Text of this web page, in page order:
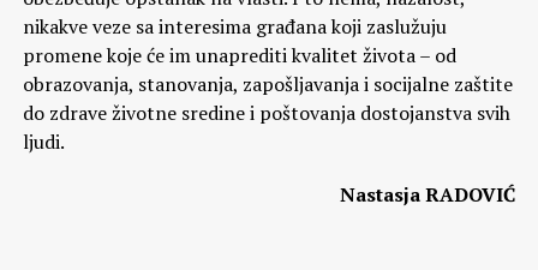
nikakve veze sa interesima građana koji zaslužuju
promene koje će im unaprediti kvalitet života – od
obrazovanja, stanovanja, zapošljavanja i socijalne zaštite
do zdrave životne sredine i poštovanja dostojanstva svih
ljudi.
Nastasja RADOVIĆ